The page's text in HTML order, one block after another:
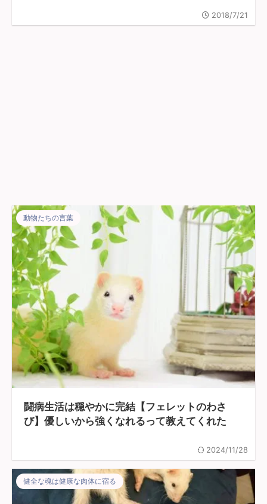
2018/7/21
動物たちの言葉
闘病生活は穏やかに完結【フェレットのわさ
び】優しいから強くなれるって教えてくれた
2024/11/28
健全な魂は健康な肉体に宿る